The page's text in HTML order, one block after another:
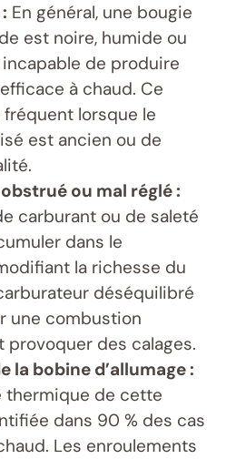
En général, une bougie
est noire, humide ou
de produire
à chaud. Ce
lorsque le
est ancien ou de
ou mal réglé :
carburant ou de saleté
dans le
la richesse du
déséquilibré
une combustion
provoquer des calages.
la bobine d’allumage :
thermique de cette
dans 90 % des cas
Les enroulements